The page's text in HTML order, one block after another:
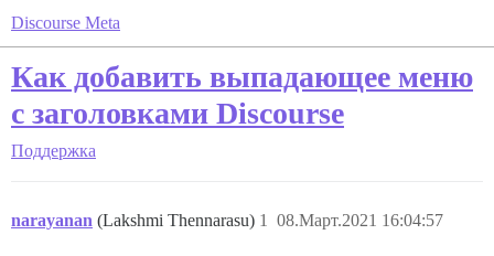
Discourse Meta
Как добавить выпадающее меню
с заголовками Discourse
Поддержка
narayanan (Lakshmi Thennarasu) 08.Март.2021 16:04:57
1